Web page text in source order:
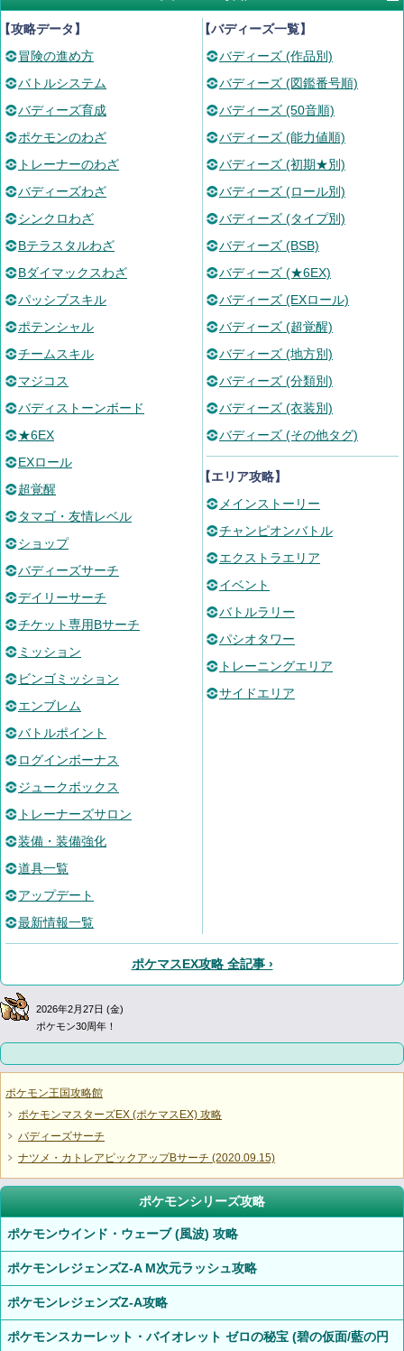
攻略データ】
冒険の進め方
バトルシステム
バディーズ育成
ポケモンのわざ
トレーナーのわざ
バディーズわざ
シンクロわざ
Bテラスタルわざ
Bダイマックスわざ
パッシブスキル
ポテンシャル
チームスキル
マジコス
バディストーンボード
★6EX
EXロール
超覚醒
タマゴ・友情レベル
ショップ
バディーズサーチ
デイリーサーチ
チケット専用Bサーチ
ミッション
ビンゴミッション
エンブレム
バトルポイント
ログインボーナス
ジュークボックス
トレーナーズサロン
装備・装備強化
道具一覧
アップデート
最新情報一覧
【バディーズ一覧】
バディーズ (作品別)
バディーズ (図鑑番号順)
バディーズ (50音順)
バディーズ (能力値順)
バディーズ (初期★別)
バディーズ (ロール別)
バディーズ (タイプ別)
バディーズ (BSB)
バディーズ (★6EX)
バディーズ (EXロール)
バディーズ (超覚醒)
バディーズ (地方別)
バディーズ (分類別)
バディーズ (衣装別)
バディーズ (その他タグ)
【エリア攻略】
メインストーリー
チャンピオンバトル
エクストラエリア
イベント
バトルラリー
パシオタワー
トレーニングエリア
サイドエリア
ポケマスEX攻略 全記事 ›
2026年2月27日 (金)
ポケモン30周年！
ポケモン王国攻略館
ポケモンマスターズEX (ポケマスEX) 攻略
バディーズサーチ
ナツメ・カトレアピックアップBサーチ (2020.09.15)
ポケモンシリーズ攻略
ポケモンウインド・ウェーブ (風波) 攻略
ポケモンレジェンズZ-A M次元ラッシュ攻略
ポケモンレジェンズZ-A攻略
ポケモンスカーレット・バイオレット ゼロの秘宝 (碧の仮面/藍の円